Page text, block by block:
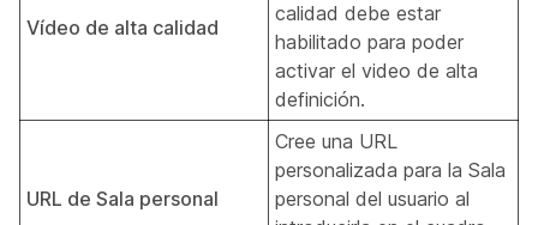
Vídeo de alta calidad
calidad debe estar
habilitado para poder
activar el video de alta
definición.
URL de Sala personal
Cree una URL
personalizada para la Sala
personal del usuario al